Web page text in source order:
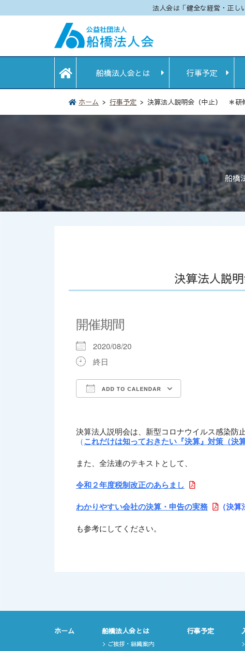
法人会は「健全な経営・正し
船橋法人会とは 行事予定
ホーム 行事予定 決算法人説明会（中止） ＊研
船橋
決算法人説
開催期間
2020/08/20
終日
ADD TO CALENDAR
決算法人説明会は、新型コロナウイルス感染防
（これだけは知っておきたい『決算』対策（決
また、全法連のテキストとして、
令和２年度税制改正のあらまし
わかりやすい会社の決算・申告の実務
（決算
も参考にしてください。
ホーム 船橋法人会とは
ご挨拶・組織案内
行事予定